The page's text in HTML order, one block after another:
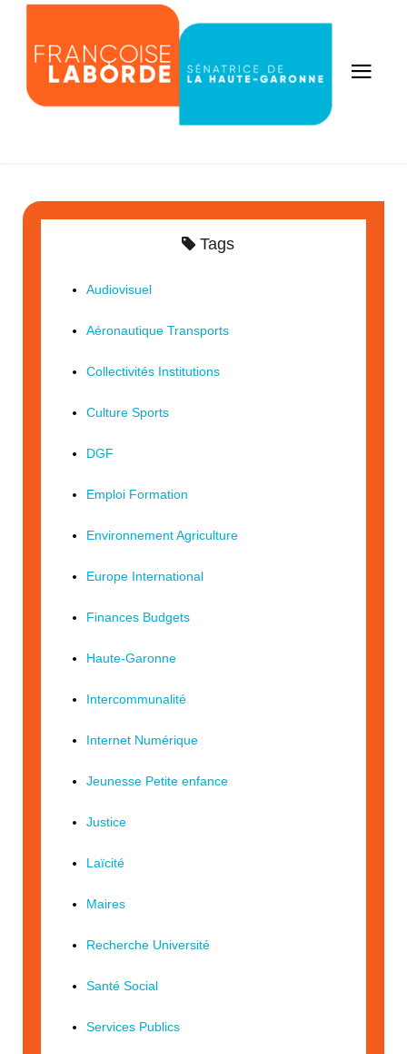
Tags
Audiovisuel
Aéronautique Transports
Collectivités Institutions
Culture Sports
DGF
Emploi Formation
Environnement Agriculture
Europe International
Finances Budgets
Haute-Garonne
Intercommunalité
Internet Numérique
Jeunesse Petite enfance
Justice
Laïcité
Maires
Recherche Université
Santé Social
Services Publics